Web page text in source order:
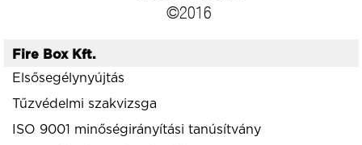
©2016
Fire Box Kft.
Elsősegélynyújtás
Tűzvédelmi szakvizsga
ISO 9001 minőségirányítási tanúsítvány